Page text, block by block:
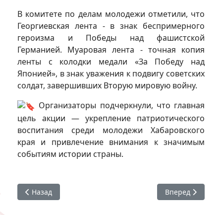
В комитете по делам молодежи отметили, что
Георгиевская лента - в знак беспримерного
героизма и Победы над фашистской
Германией. Муаровая лента - точная копия
ленты с колодки медали «За Победу над
Японией», в знак уважения к подвигу советских
солдат, завершивших Вторую мировую войну.
Организаторы подчеркнули, что главная
цель акции — укрепление патриотического
воспитания среди молодежи Хабаровского
края и привлечение внимания к значимым
событиям истории страны.
Предыдущий: Встреча с Березкиным Я. М.
Назад Следующий: Что
Вперед